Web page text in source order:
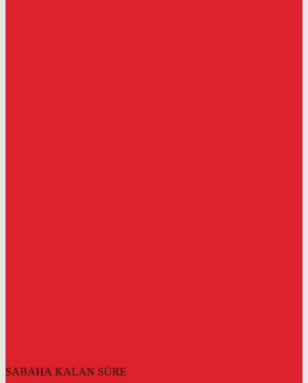
SABAHA KALAN SÜRE